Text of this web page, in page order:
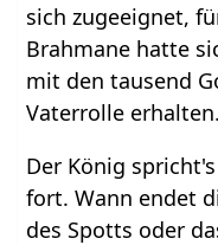
sich zugeeignet,
Brahmane hatte
mit den tausend
Vaterrolle erhalten.
Der König
fort. Wann endet
des Spotts oder